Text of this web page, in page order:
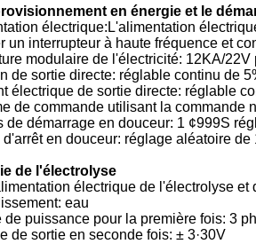
en énergie et le
électrique: L'alimentation
un interrupteur à haute fréquence et
modulaire de l'électricité: 12KA/
de sortie directe: réglable continu de
électrique de sortie directe: réglable
de commande utilisant la
de démarrage en douceur: 1 ¢999S
d'arrêt en douceur: réglage aléatoire de
de l'électrolyse
électrique de l'électrolyse
eau
de puissance pour la première fois: 3
de sortie en seconde fois: ± 3·30V